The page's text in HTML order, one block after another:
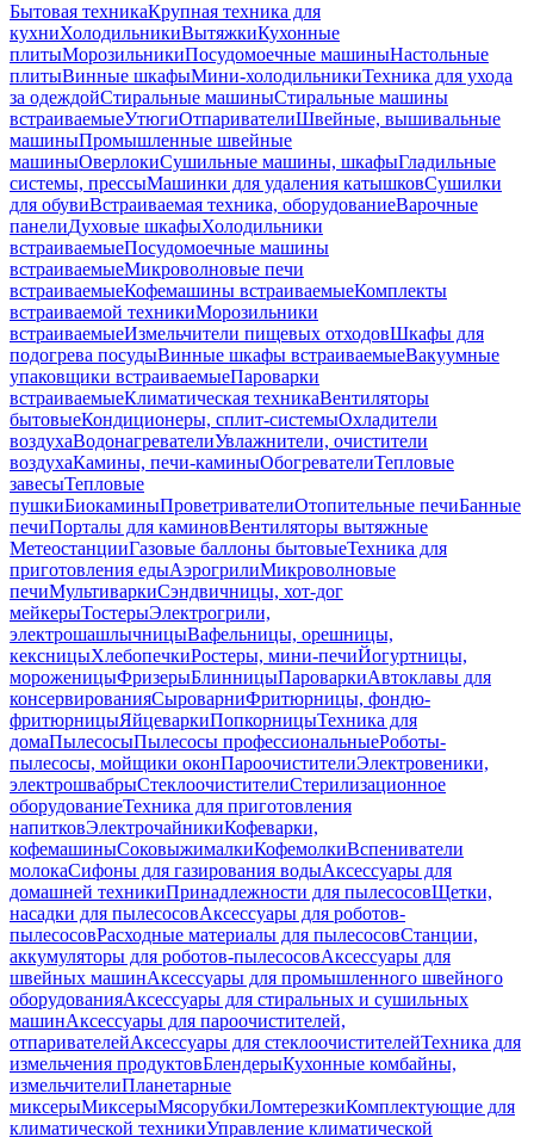
Бытовая техникаКрупная техника для
кухниХолодильникиВытяжкиКухонные
плитыМорозильникиПосудомоечные машиныНастольные
плитыВинные шкафыМини-холодильникиТехника для ухода
за одеждойСтиральные машиныСтиральные машины
встраиваемыеУтюгиОтпаривателиШвейные, вышивальные
машиныПромышленные швейные
машиныОверлокиСушильные машины, шкафыГладильные
системы, прессыМашинки для удаления катышковСушилки
для обувиВстраиваемая техника, оборудованиеВарочные
панелиДуховые шкафыХолодильники
встраиваемыеПосудомоечные машины
встраиваемыеМикроволновые печи
встраиваемыеКофемашины встраиваемыеКомплекты
встраиваемой техникиМорозильники
встраиваемыеИзмельчители пищевых отходовШкафы для
подогрева посудыВинные шкафы встраиваемыеВакуумные
упаковщики встраиваемыеПароварки
встраиваемыеКлиматическая техникаВентиляторы
бытовыеКондиционеры, сплит-системыОхладители
воздухаВодонагревателиУвлажнители, очистители
воздухаКамины, печи-каминыОбогревателиТепловые
завесыТепловые
пушкиБиокаминыПроветривателиОтопительные печиБанные
печиПорталы для каминовВентиляторы вытяжные
МетеостанцииГазовые баллоны бытовыеТехника для
приготовления едыАэрогрилиМикроволновые
печиМультиваркиСэндвичницы, хот-дог
мейкерыТостерыЭлектрогрили,
электрошашлычницыВафельницы, орешницы,
кексницыХлебопечкиРостеры, мини-печиЙогуртницы,
мороженицыФризерыБлинницыПароваркиАвтоклавы для
консервированияСыроварниФритюрницы, фондю-
фритюрницыЯйцеваркиПопкорницыТехника для
домаПылесосыПылесосы профессиональныеРоботы-
пылесосы, мойщики оконПароочистителиЭлектровеники,
электрошвабрыСтеклоочистителиСтерилизационное
оборудованиеТехника для приготовления
напитковЭлектрочайникиКофеварки,
кофемашиныСоковыжималкиКофемолкиВспениватели
молокаСифоны для газирования водыАксессуары для
домашней техникиПринадлежности для пылесосовЩетки,
насадки для пылесосовАксессуары для роботов-
пылесосовРасходные материалы для пылесосовСтанции,
аккумуляторы для роботов-пылесосовАксессуары для
швейных машинАксессуары для промышленного швейного
оборудованияАксессуары для стиральных и сушильных
машинАксессуары для пароочистителей,
отпаривателейАксессуары для стеклоочистителейТехника для
измельчения продуктовБлендерыКухонные комбайны,
измельчителиПланетарные
миксерыМиксерыМясорубкиЛомтерезкиКомплектующие для
климатической техникиУправление климатической